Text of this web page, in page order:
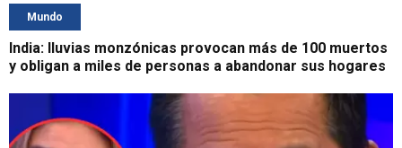
Mundo
India: lluvias monzónicas provocan más de 100 muertos
y obligan a miles de personas a abandonar sus hogares